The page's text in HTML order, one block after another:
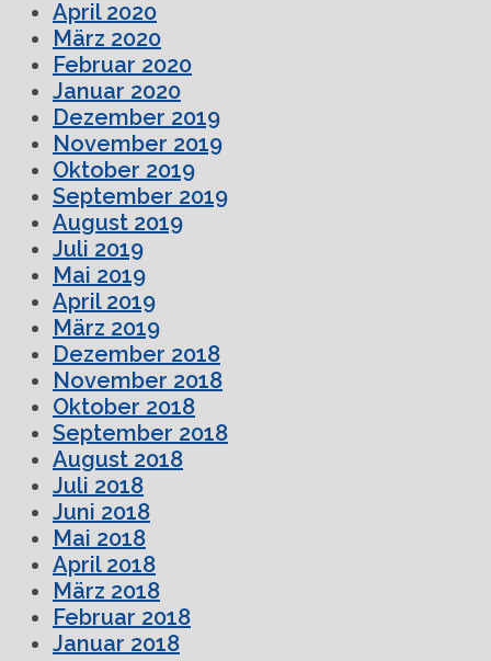
April 2020
März 2020
Februar 2020
Januar 2020
Dezember 2019
November 2019
Oktober 2019
September 2019
August 2019
Juli 2019
Mai 2019
April 2019
März 2019
Dezember 2018
November 2018
Oktober 2018
September 2018
August 2018
Juli 2018
Juni 2018
Mai 2018
April 2018
März 2018
Februar 2018
Januar 2018